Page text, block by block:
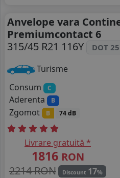
Anvelope vara
Premiumcontact 6
315/45 R21 116Y
DOT 25
Turisme
Consum
C
Aderenta B
Zgomot B 74 dB
Livrare gratuită *
1816 RON
2214 RON
Discount 17%